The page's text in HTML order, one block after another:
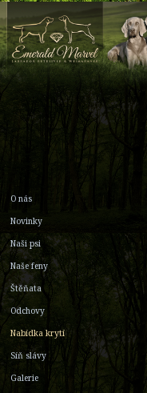
O nás
Novinky
Naši psi
Naše feny
Štěňata
Odchovy
Nabídka krytí
Síň slávy
Galerie